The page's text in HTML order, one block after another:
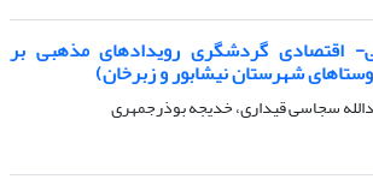
اقتصادی گردشگری رویدادهای مذهبی بر
شهرستان نیشابور و زبرخان)
سجاسی قیداری، خدیجه بوذرجمهری